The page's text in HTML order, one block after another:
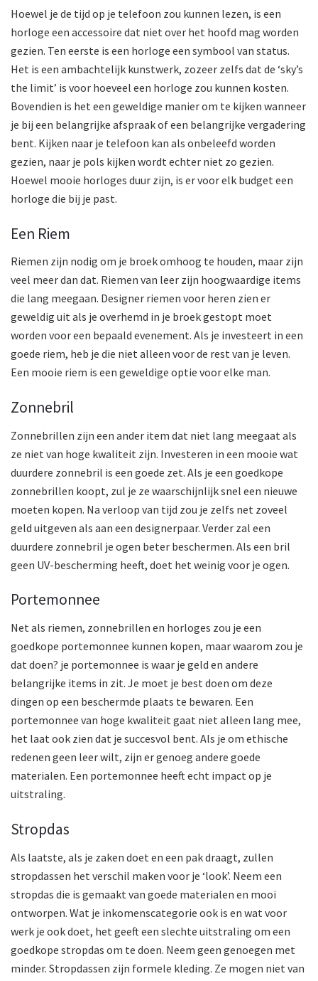
Hoewel je de tijd op je telefoon zou kunnen lezen, is een
horloge een accessoire dat niet over het hoofd mag worden
gezien. Ten eerste is een horloge een symbool van status.
Het is een ambachtelijk kunstwerk, zozeer zelfs dat de ‘sky’s
the limit’ is voor hoeveel een horloge zou kunnen kosten.
Bovendien is het een geweldige manier om te kijken wanneer
je bij een belangrijke afspraak of een belangrijke vergadering
bent. Kijken naar je telefoon kan als onbeleefd worden
gezien, naar je pols kijken wordt echter niet zo gezien.
Hoewel mooie horloges duur zijn, is er voor elk budget een
horloge die bij je past.
Een Riem
Riemen zijn nodig om je broek omhoog te houden, maar zijn
veel meer dan dat. Riemen van leer zijn hoogwaardige items
die lang meegaan. Designer riemen voor heren zien er
geweldig uit als je overhemd in je broek gestopt moet
worden voor een bepaald evenement. Als je investeert in een
goede riem, heb je die niet alleen voor de rest van je leven.
Een mooie riem is een geweldige optie voor elke man.
Zonnebril
Zonnebrillen zijn een ander item dat niet lang meegaat als
ze niet van hoge kwaliteit zijn. Investeren in een mooie wat
duurdere zonnebril is een goede zet. Als je een goedkope
zonnebrillen koopt, zul je ze waarschijnlijk snel een nieuwe
moeten kopen. Na verloop van tijd zou je zelfs net zoveel
geld uitgeven als aan een designerpaar. Verder zal een
duurdere zonnebril je ogen beter beschermen. Als een bril
geen UV-bescherming heeft, doet het weinig voor je ogen.
Portemonnee
Net als riemen, zonnebrillen en horloges zou je een
goedkope portemonnee kunnen kopen, maar waarom zou je
dat doen? je portemonnee is waar je geld en andere
belangrijke items in zit. Je moet je best doen om deze
dingen op een beschermde plaats te bewaren. Een
portemonnee van hoge kwaliteit gaat niet alleen lang mee,
het laat ook zien dat je succesvol bent. Als je om ethische
redenen geen leer wilt, zijn er genoeg andere goede
materialen. Een portemonnee heeft echt impact op je
uitstraling.
Stropdas
Als laatste, als je zaken doet en een pak draagt, zullen
stropdassen het verschil maken voor je ‘look’. Neem een
stropdas die is gemaakt van goede materialen en mooi
ontworpen. Wat je inkomenscategorie ook is en wat voor
werk je ook doet, het geeft een slechte uitstraling om een ​​
goedkope stropdas om te doen. Neem geen genoegen met
minder. Stropdassen zijn formele kleding. Ze mogen niet van